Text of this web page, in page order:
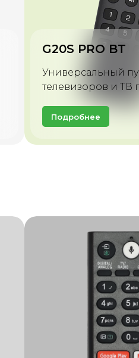
AN-1603
для телевизоров
OS
Подробнее